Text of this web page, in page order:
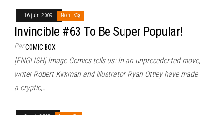
16 juin 2009 Non
Invincible #63 To Be Super Popular!
ParCOMIC BOX
[ENGLISH] Image Comics tells us: In an unprecedented move,
writer Robert Kirkman and illustrator Ryan Ottley have made
a cryptic,…